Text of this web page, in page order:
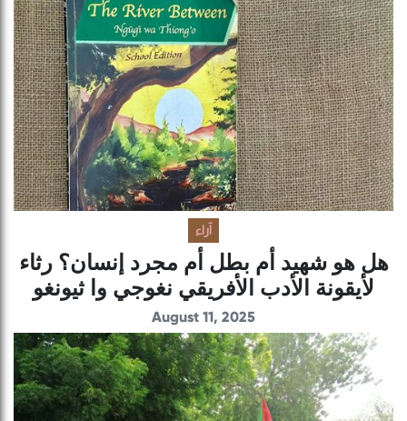
آراء
هل هو شهيد أم بطل أم مجرد إنسان؟ رثاء
لأيقونة الأدب الأفريقي نغوجي وا ثيونغو
August 11, 2025